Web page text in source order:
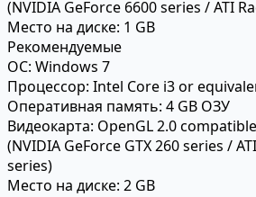
(NVIDIA GeForce 6600 series / ATI
Место на диске: 1 GB
Рекомендуемые
ОС: Windows 7
Процессор: Intel Core i3 or
Оперативная память: 4 GB ОЗУ
Видеокарта: OpenGL 2.0
(NVIDIA GeForce GTX 260 series /
series)
Место на диске: 2 GB